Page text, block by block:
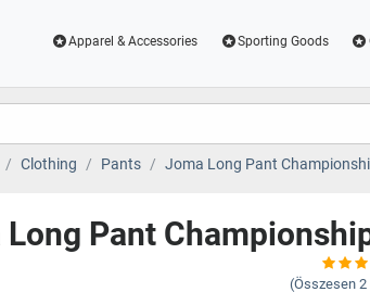
Apparel & Accessories Sporting Goods
Clothing Pants Joma Long Pant
Pant
(Összesen 2